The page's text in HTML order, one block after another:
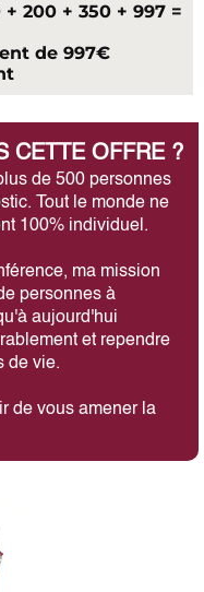
200 + 350 + 997 =
de 997€
CETTE OFFRE ?
de 500 personnes
Tout le monde ne
100% individuel.
ma mission
personnes à
aujourd'hui
et rependre
de vie.
de vous amener la